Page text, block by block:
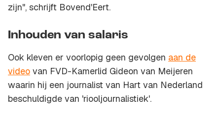
zijn", schrijft Bovend'Eert.
Inhouden van salaris
Ook kleven er voorlopig geen gevolgen aan de
video van FVD-Kamerlid Gideon van Meijeren
waarin hij een journalist van Hart van Nederland
beschuldigde van 'riooljournalistiek'.